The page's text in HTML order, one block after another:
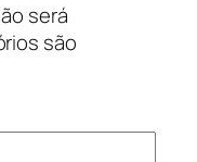
será
são